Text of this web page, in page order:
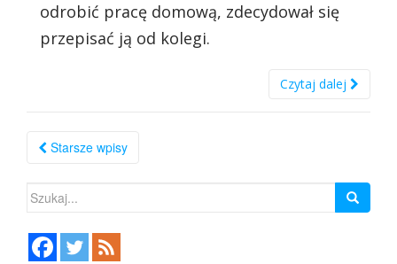
odrobić pracę domową, zdecydował się
przepisać ją od kolegi.
Czytaj dalej
Nawigacja
wpisach
Starsze wpisy
Szukaj: